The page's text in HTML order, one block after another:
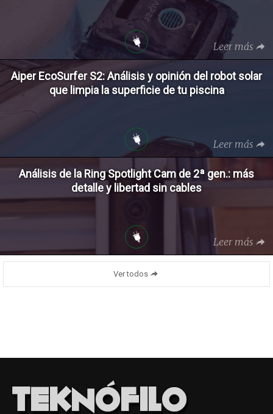
Leer más
Aiper EcoSurfer S2: Análisis y opinión del robot solar
que limpia la superficie de tu piscina
Leer más
Análisis de la Ring Spotlight Cam de 2ª gen.: más
detalle y libertad sin cables
Leer más
Ver todos